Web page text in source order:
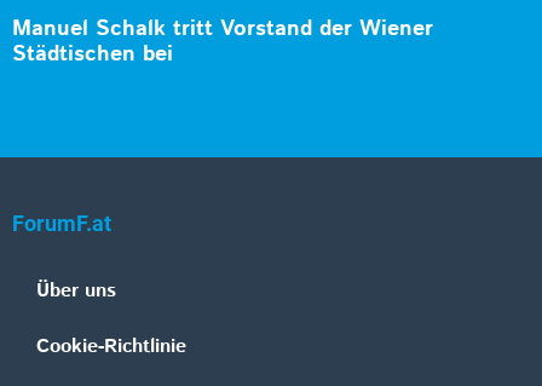
Manuel Schalk tritt Vorstand der Wiener
Städtischen bei
ForumF.at
Über uns
Cookie-Richtlinie